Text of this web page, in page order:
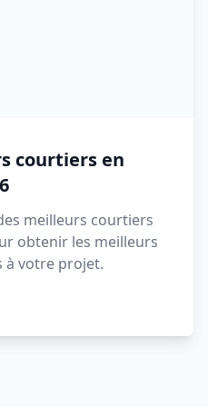
courtiers en
meilleurs courtiers
obtenir les meilleurs
à votre projet.